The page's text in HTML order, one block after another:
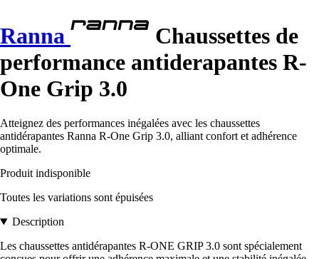
Ranna
Chaussettes de
performance antiderapantes R-
One Grip 3.0
Atteignez des performances inégalées avec les chaussettes
antidérapantes Ranna R-One Grip 3.0, alliant confort et adhérence
optimale.
Produit indisponible
Toutes les variations sont épuisées
Description
Les chaussettes antidérapantes R-ONE GRIP 3.0 sont spécialement